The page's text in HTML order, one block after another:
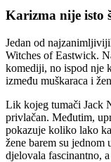
Karizma nije isto
Jedan od
Witches of Eastwick.
komediji, no ispod nje
između muškaraca i
Lik kojeg tumači Jack
privlačan. Međutim,
pokazuje koliko lako
žene barem su jednom
djelovala fascinantno,